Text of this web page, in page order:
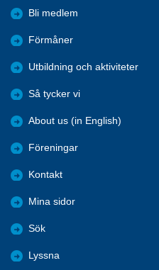
Bli medlem
Förmåner
Utbildning och aktiviteter
Så tycker vi
About us (in English)
Föreningar
Kontakt
Mina sidor
Sök
Lyssna